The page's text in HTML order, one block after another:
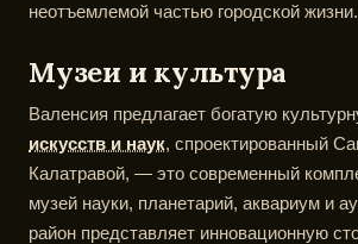
неотъемлемой частью городской жизни.
Музеи и культура
Валенсия предлагает богатую
искусств и наук, спроектированный
Калатравой, — это современный
музей науки, планетарий, аквариум и
район представляет инновационную